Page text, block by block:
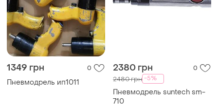
1349 грн 0
Пневмодрель ип1011
2380 грн 0
2480 грн -5%
Пневмодрель suntech sm-
710